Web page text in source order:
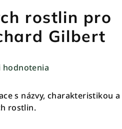
rostlin pro
Gilbert
hodnotenia
s názvy, charakteristikou
rostlin.